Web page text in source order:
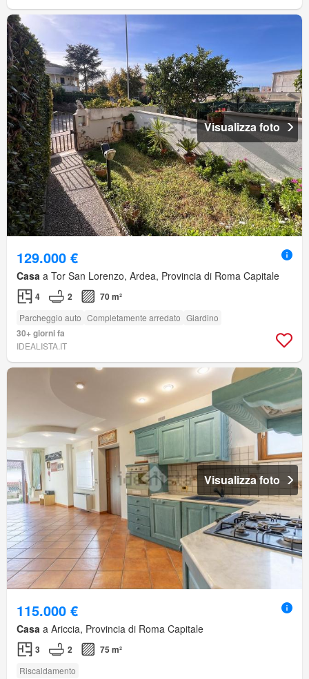
Visualizza foto
129.000 €
Casa a Tor San Lorenzo, Ardea, Provincia di Roma Capitale
4 2 70 m²
Parcheggio auto Completamente arredato Giardino
30+ giorni fa
IDEALISTA.IT
Visualizza foto
115.000 €
Casa a Ariccia, Provincia di Roma Capitale
3 2 75 m²
Riscaldamento